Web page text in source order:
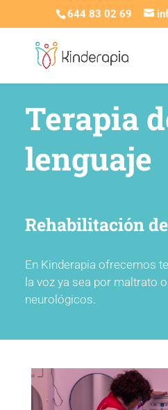
644 83 02 69
Terapia
lenguaje
Rehabilitación
En Kinderapia ofrecemos
la voz ya sea por maltrato
neurológicos.